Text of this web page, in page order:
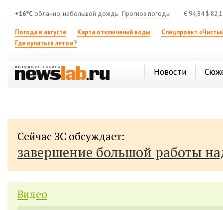
+16°C облачно, небольшой дождь Прогноз погоды € 94,84$
Погода в августе Карта отключений воды
Спецпроект
Где купаться летом?
Новости
Сейчас ЗС обсуждает:
завершение большой работы
Видео